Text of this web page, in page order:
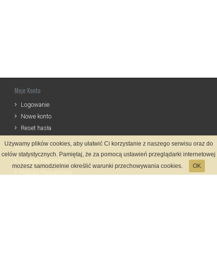
Moje Konto
Logowanie
Nowe konto
Reset hasła
Informacje
Używamy plików cookies, aby ułatwić Ci korzystanie z naszego serwisu oraz do
celów statystycznych. Pamiętaj, że za pomocą ustawień przeglądarki internetowej
możesz samodzielnie określić warunki przechowywania cookies.
OK